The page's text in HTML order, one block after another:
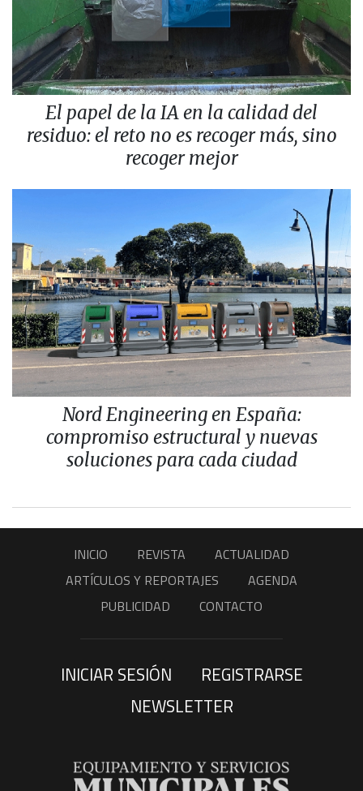
El papel de la IA en la calidad del
residuo: el reto no es recoger más, sino
recoger mejor
Nord Engineering en España:
compromiso estructural y nuevas
soluciones para cada ciudad
INICIO REVISTA
ACTUALIDAD
ARTÍCULOS Y REPORTAJES
AGENDA
PUBLICIDAD
CONTACTO
INICIAR SESIÓN
REGISTRARSE
NEWSLETTER